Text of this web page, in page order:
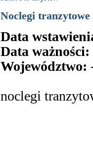
Noclegi
Data
Data ważności:
Województwo:
noclegi